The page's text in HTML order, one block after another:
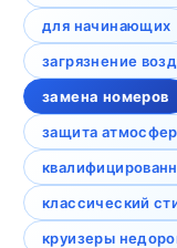
для начинающих
загрязнение
замена номеров
защита
классический
круизеры